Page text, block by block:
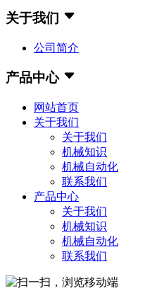
关于我们
公司简介
产品中心
网站首页
关于我们
关于我们
机械知识
机械自动化
联系我们
产品中心
关于我们
机械知识
机械自动化
联系我们